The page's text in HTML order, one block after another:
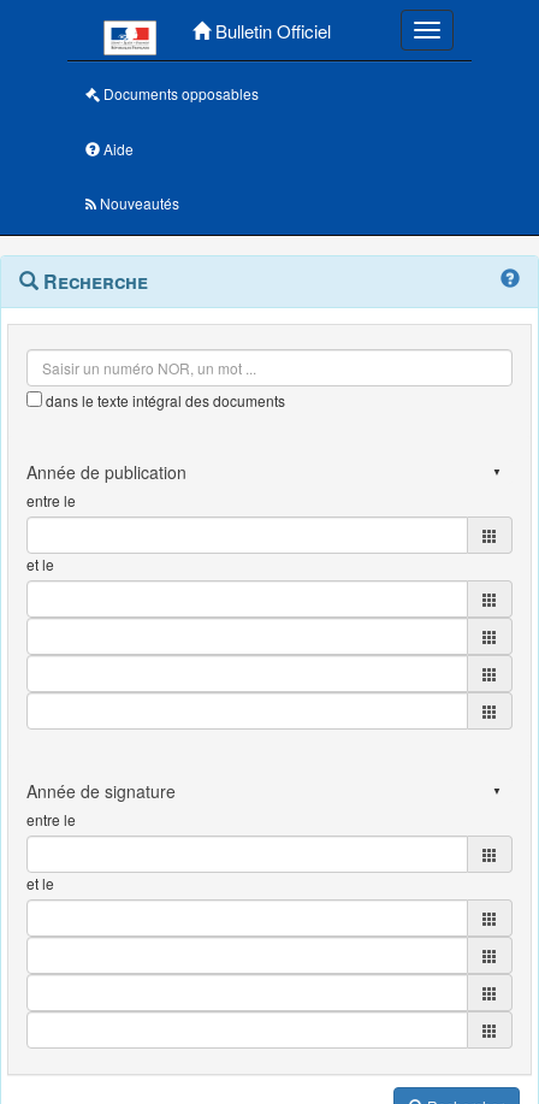
Bulletin Officiel Toggle
Documents opposables
Aide
Nouveautés
Navigation
outils
Menu
contextuel
Recherche
dans le texte intégral des documents
entre le
et le
entre le
et le